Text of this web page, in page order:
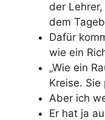
der
dem
Dafür
wie ein
„Wie ein
Kreise. Sie
Aber ich
Er hat ja